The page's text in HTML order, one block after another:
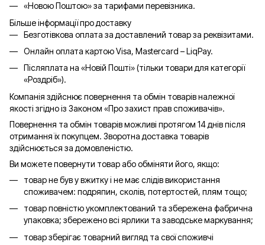
«Новою Поштою» за тарифами перевізника.
Більше інформації про доставку
Безготівкова оплата за доставлений товар за реквізитами.
Онлайн оплата картою Visa, Mastercard – LiqPay.
Післяплата на «Новій Пошті» (тільки товари для категорії
«Роздріб»).
Компанія здійснює повернення та обмін товарів належної
якості згідно із Законом «Про захист прав споживачів».
Повернення та обмін товарів можливі протягом 14 днів після
отримання їх покупцем. Зворотна доставка товарів
здійснюється за домовленістю.
Ви можете повернути товар або обміняти його, якщо:
товар не був у вжитку і не має слідів використання
споживачем: подряпин, сколів, потертостей, плям тощо;
товар повністю укомплектований та збережена фабрична
упаковка; збережено всі ярлики та заводське маркування;
товар зберігає товарний вигляд та свої споживчі